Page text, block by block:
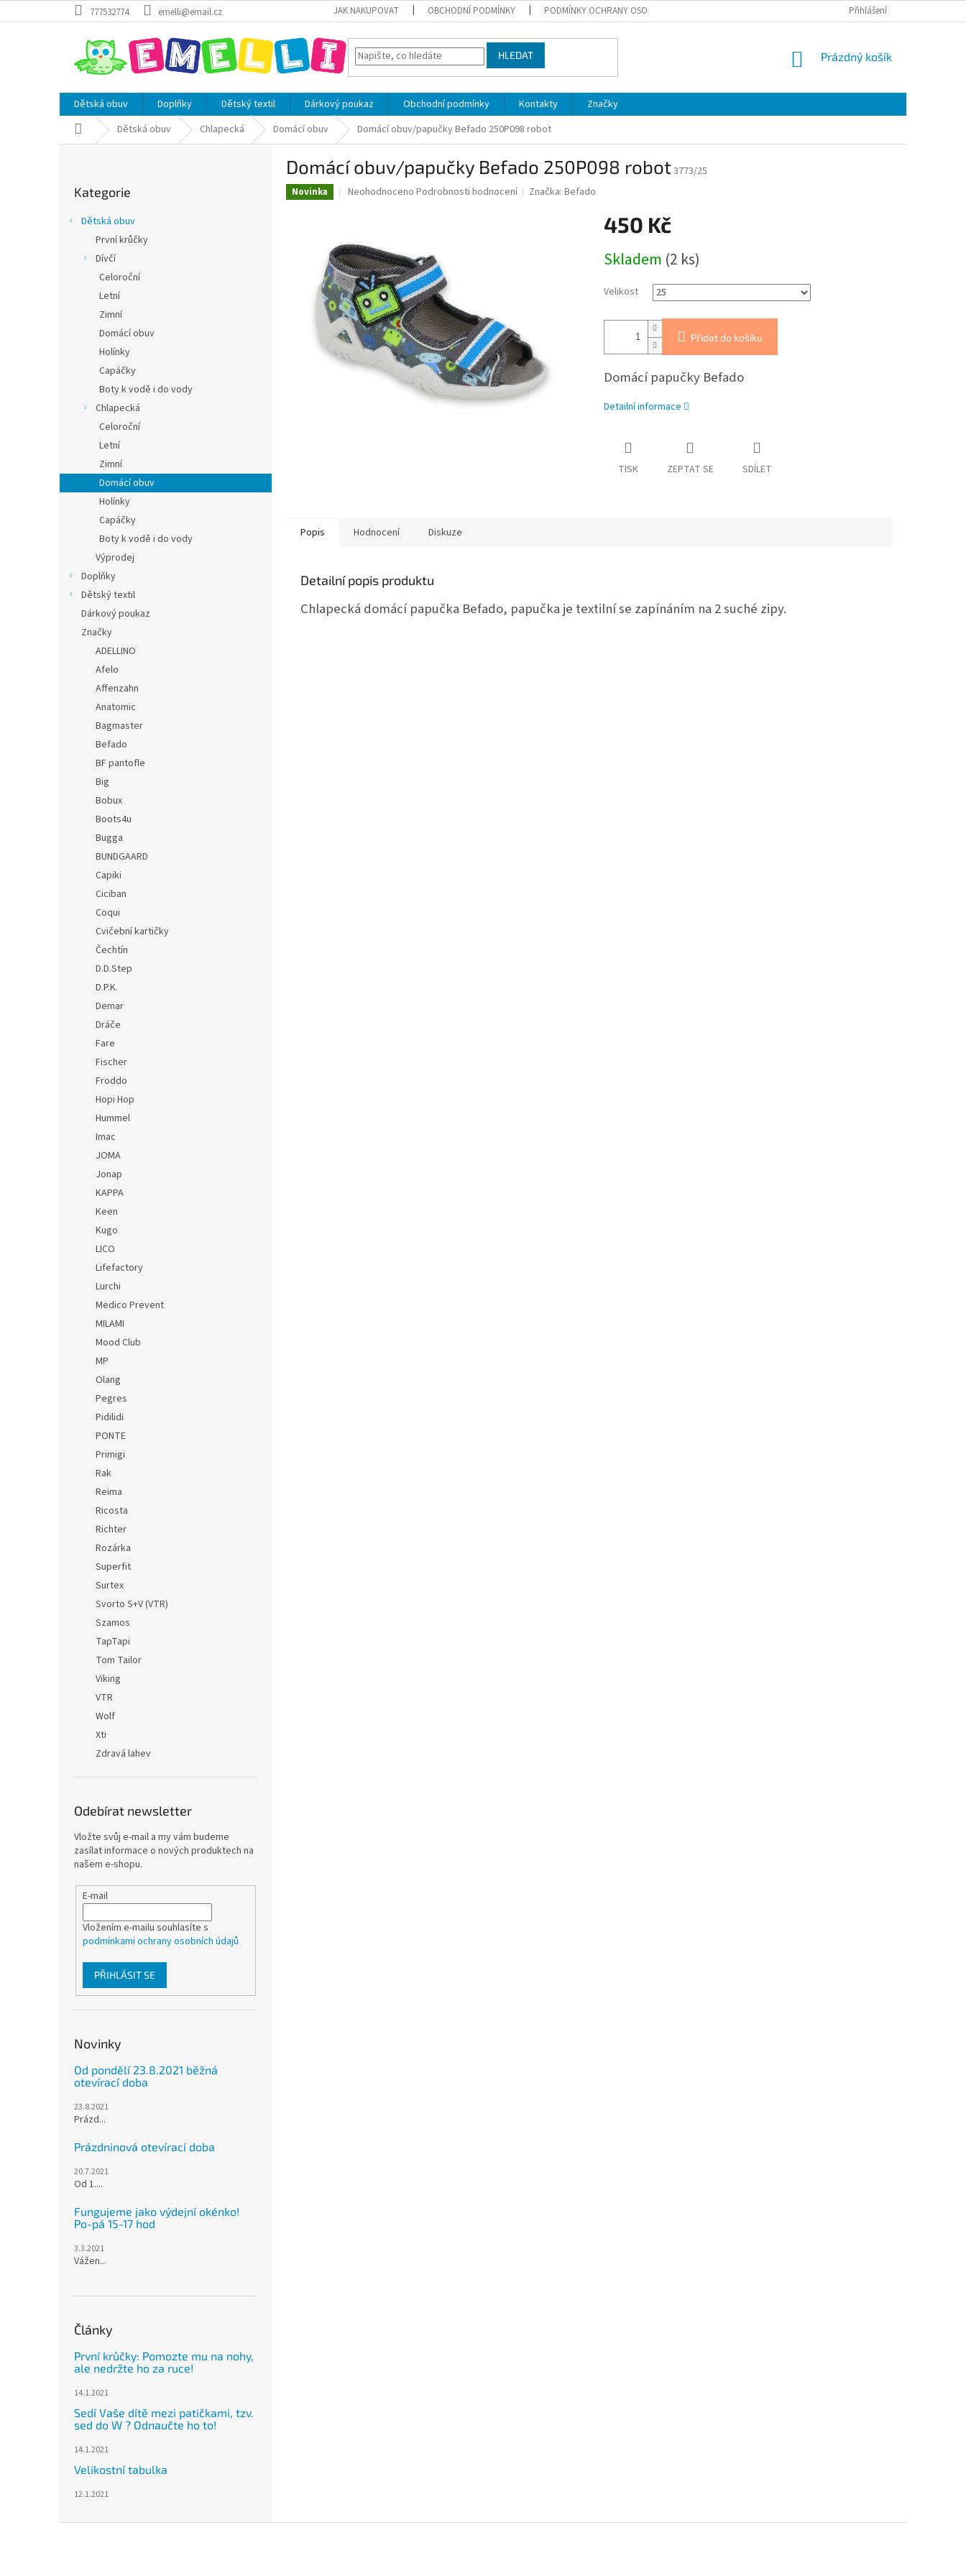
na
777532774 emelli@email.cz JAK NAKUPOVAT OBCHODNÍ PODMÍNKY PODMÍNKY OCHRANY OSOBNÍCH ÚDAJŮ VÝMĚNA A VRÁCENÍ ZBOŽÍ
Přihlášení
HLEDAT
NÁKUPNÍ
Prázdný košík
Dětská obuv Doplňky Dětský textil Dárkový poukaz Obchodní podmínky Kontakty
Značky
Domů Dětská obuv Chlapecká Domácí obuv Domácí obuv/papučky Befado 250P098 robot
kategorie
Kategorie
Dětská obuv
První krůčky
Dívčí
Celoroční
Letní
Zimní
Domácí obuv
Holínky
Capáčky
Boty k vodě i do vody
Chlapecká
Celoroční
Letní
Zimní
Domácí obuv
Holínky
Capáčky
Boty k vodě i do vody
Výprodej
Doplňky
Dětský textil
Dárkový poukaz
Značky
ADELLINO
Afelo
Affenzahn
Anatomic
Bagmaster
Befado
BF pantofle
Big
Bobux
Boots4u
Bugga
BUNDGAARD
Capiki
Ciciban
Coqui
Cvičební kartičky
Čechtín
D.D.Step
D.P.K.
Demar
Dráče
Fare
Fischer
Froddo
Hopi Hop
Hummel
Imac
JOMA
Jonap
KAPPA
Keen
Kugo
LICO
Lifefactory
Lurchi
Medico Prevent
MILAMI
Mood Club
MP
Olang
Pegres
Pidilidi
PONTE
Primigi
Rak
Reima
Ricosta
Richter
Rozárka
Superfit
Surtex
Svorto S+V (VTR)
Szamos
TapTapi
Tom Tailor
Viking
VTR
Wolf
Xti
Zdravá lahev
Odebírat newsletter
Vložte svůj e-mail a my vám budeme
zasílat informace o nových produktech na
našem e-shopu.
E-mail
Vložením e-mailu souhlasíte s
podmínkami ochrany osobních údajů
PŘIHLÁSIT SE
Novinky
Od pondělí 23.8.2021 běžná
otevírací doba
23.8.2021
Prázd...
Prázdninová otevírací doba
20.7.2021
Od 1....
Fungujeme jako výdejní okénko!
Po-pá 15-17 hod
3.3.2021
Vážen...
Články
První krůčky: Pomozte mu na nohy,
ale nedržte ho za ruce!
14.1.2021
Sedí Vaše dítě mezi patičkami, tzv.
sed do W ? Odnaučte ho to!
14.1.2021
Velikostní tabulka
12.1.2021
Domácí obuv/papučky Befado 250P098 robot3773/25
Novinka
Průměrné
0,0
z
5
hvězdiček.
Neohodnoceno Podrobnosti hodnocení Značka:Befado
450 Kč
cena:
Skladem (2 ks)
Velikost
Přidat do košíku
Domácí papučky Befado
Detailní informace
TISK ZEPTAT SE SDÍLET
Popis Hodnocení Diskuze
Detailní popis produktu
Chlapecká domácí papučka Befado, papučka je textilní se zapínáním na 2 suché zipy.